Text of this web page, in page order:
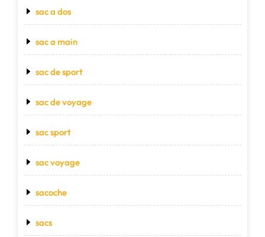
sac a dos
sac a main
sac de sport
sac de voyage
sac sport
sac voyage
sacoche
sacs